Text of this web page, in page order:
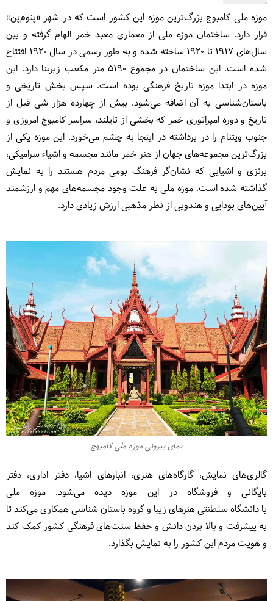
موزه ملی کامبوج بزرگ‌ترین موزه این کشور است که در شهر «پنوم‌پن»
قرار دارد. ساختمان موزه ملی از معماری معبد خمر الهام گرفته و بین
سال‌های 1917 تا 1920 ساخته شده و به طور رسمی در سال 1920 افتتاح
شده است. این ساختمان در مجموع 5190 متر مکعب زیربنا دارد. این
موزه در ابتدا موزه تاریخ فرهنگی بوده است. سپس بخش تاریخی و
باستان‌شناسی به آن اضافه می‌شود. بیش از چهارده هزار شی قبل از
تاریخ و دوره امپراتوری خمر که بخشی از تایلند، سراسر کامبوج امروزی و
جنوب ویتنام را در برداشته در اینجا به چشم می‌خورد. این موزه یکی از
بزرگ‌ترین مجموعه‌های جهان از هنر خمر مانند مجسمه و اشیاء سرامیکی،
برنزی و اشیایی که نشان‌گر فرهنگ بومی مردم هستند را به نمایش
گذاشته شده است. موزه ملی به علت وجود مجسمه‌های مهم و ارزشمند
آیین‌های بودایی و هندویی از نظر مذهبی ارزش زیادی دارد.
نمای بیرونی موزه ملی کامبوج
گالری‌های نمایش، گارگاه‌های هنری، انبارهای اشیا، دفتر اداری، دفتر
بایگانی و فروشگاه در این موزه دیده می‌شود. موزه ملی
با دانشگاه سلطنتی هنرهای زیبا و گروه باستان شناسی همکاری می‌کند تا
به پیشرفت و بالا بردن دانش و حفظ سنت‌های فرهنگی کشور کمک کند
و هویت مردم این کشور را به نمایش بگذارد.